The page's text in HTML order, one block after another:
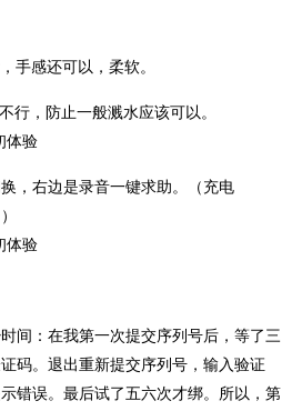
手感还可以，柔软。
行，防止一般溅水应该可以。
，右边是录音一键求助。（充电
间：在我第一次提交序列号后，等了三
码。退出重新提交序列号，输入验证
错误。最后试了五六次才绑。所以，第